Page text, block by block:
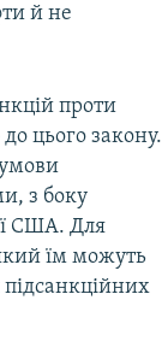
й не
проти
до цього закону.
з боку
США. Для
їм можуть
підсанкційних